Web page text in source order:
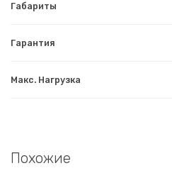
Габариты
Гарантия
Макс. Нагрузка
Похожие